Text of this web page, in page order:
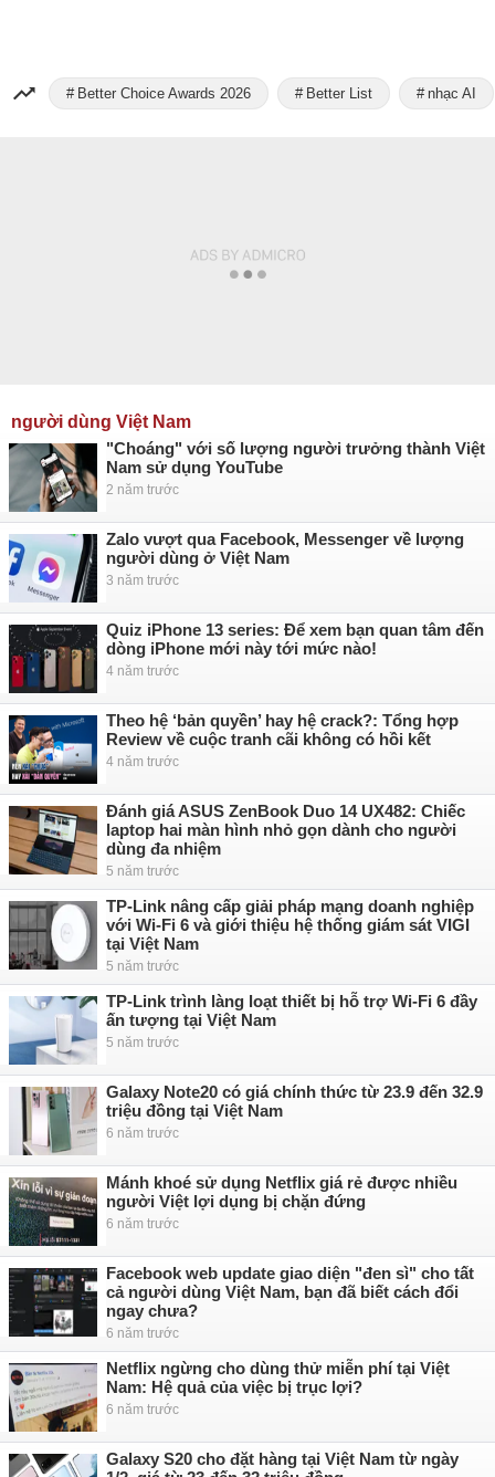
Better Choice Awards 2026 Better List nhạc AI
người dùng Việt Nam
"Choáng" với số lượng người trưởng thành Việt
Nam sử dụng YouTube
2 năm trước
Zalo vượt qua Facebook, Messenger về lượng
người dùng ở Việt Nam
3 năm trước
Quiz iPhone 13 series: Để xem bạn quan tâm đến
dòng iPhone mới này tới mức nào!
4 năm trước
Theo hệ ‘bản quyền’ hay hệ crack?: Tổng hợp
Review về cuộc tranh cãi không có hồi kết
4 năm trước
Đánh giá ASUS ZenBook Duo 14 UX482: Chiếc
laptop hai màn hình nhỏ gọn dành cho người
dùng đa nhiệm
5 năm trước
TP-Link nâng cấp giải pháp mạng doanh nghiệp
với Wi-Fi 6 và giới thiệu hệ thống giám sát VIGI
tại Việt Nam
5 năm trước
TP-Link trình làng loạt thiết bị hỗ trợ Wi-Fi 6 đầy
ấn tượng tại Việt Nam
5 năm trước
Galaxy Note20 có giá chính thức từ 23.9 đến 32.9
triệu đồng tại Việt Nam
6 năm trước
Mánh khoé sử dụng Netflix giá rẻ được nhiều
người Việt lợi dụng bị chặn đứng
6 năm trước
Facebook web update giao diện "đen sì" cho tất
cả người dùng Việt Nam, bạn đã biết cách đổi
ngay chưa?
6 năm trước
Netflix ngừng cho dùng thử miễn phí tại Việt
Nam: Hệ quả của việc bị trục lợi?
6 năm trước
Galaxy S20 cho đặt hàng tại Việt Nam từ ngày